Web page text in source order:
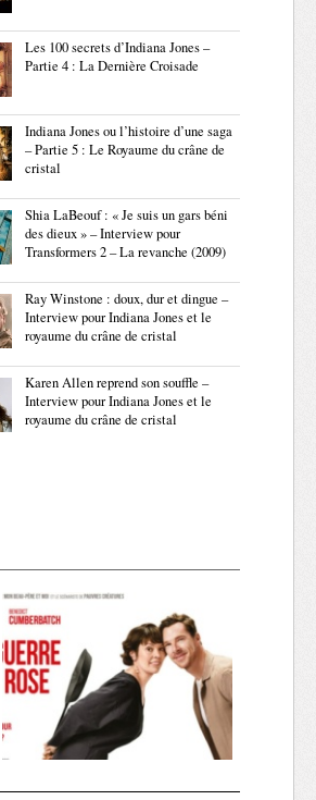
Les 100 secrets d’Indiana Jones –
Partie 4 : La Dernière Croisade
Indiana Jones ou l’histoire d’une saga
– Partie 5 : Le Royaume du crâne de
cristal
Shia LaBeouf : « Je suis un gars béni
des dieux » – Interview pour
Transformers 2 – La revanche (2009)
Ray Winstone : doux, dur et dingue –
Interview pour Indiana Jones et le
royaume du crâne de cristal
Karen Allen reprend son souffle –
Interview pour Indiana Jones et le
royaume du crâne de cristal